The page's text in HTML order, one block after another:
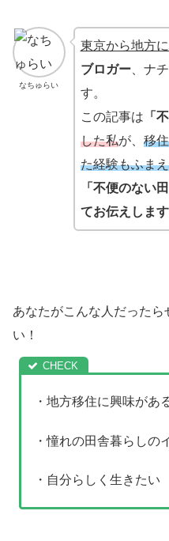
なちゅらい
東京から地方
ブロガー、ナ
す。
この記事は 「
した私が、 移
た経験もふま
「 不便のない
てお伝えします
あなたがこんな人だった
い！
・地方移住に興味があ
・憧れの田舎暮らしの
・自分らしく生きたい